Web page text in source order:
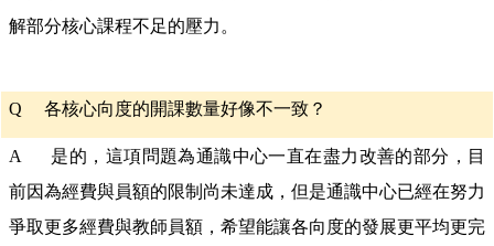
解部分核心課程不足的壓力。
Q 各核心向度的開課數量好像不一致？
A 是的，這項問題為通識中心一直在盡力改善的部分，目
前因為經費與員額的限制尚未達成，但是通識中心已經在努力
爭取更多經費與教師員額，希望能讓各向度的發展更平均更完